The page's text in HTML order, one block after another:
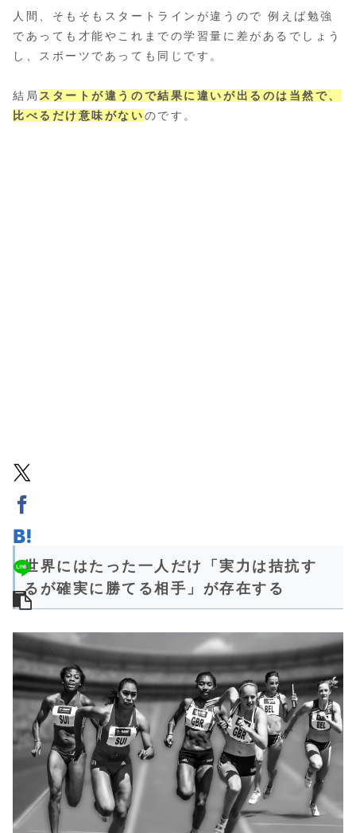
人間、そもそもスタートラインが違うので 例えば勉強
であっても才能やこれまでの学習量に差があるでしょう
し、スポーツであっても同じです。
結局 スタートが違うので結果に違いが出るのは当然で、
比べるだけ意味がないのです。
世界にはたった一人だけ「実力は拮抗す
るが確実に勝てる相手」が存在する